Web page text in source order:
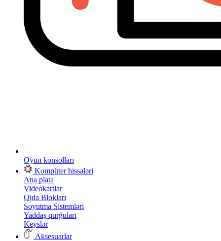
Oyun konsolları
Kompüter hissələri
Ana plata
Videokartlar
Qida Blokları
Soyutma Sistemləri
Yaddaş qurğuları
Keyslər
Aksesuarlar